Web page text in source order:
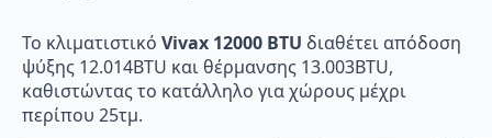
Το κλιματιστικό Vivax 12000 BTU διαθέτει απόδοση
ψύξης 12.014BTU και θέρμανσης 13.003BTU,
καθιστώντας το κατάλληλο για χώρους μέχρι
περίπου 25τμ.